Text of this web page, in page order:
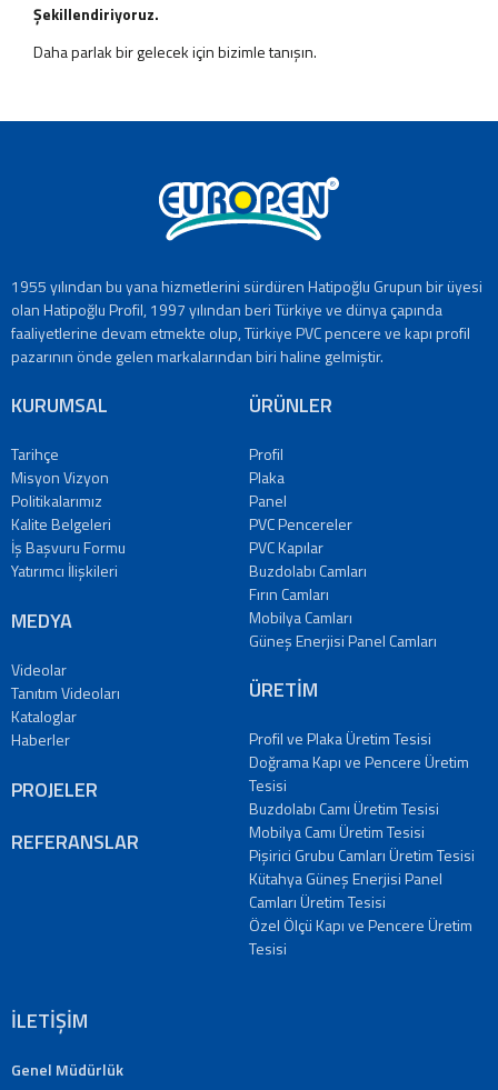
Şekillendiriyoruz.
Daha parlak bir gelecek için bizimle tanışın.
1955 yılından bu yana hizmetlerini sürdüren Hatipoğlu Grupun bir üyesi
olan Hatipoğlu Profil, 1997 yılından beri Türkiye ve dünya çapında
faaliyetlerine devam etmekte olup, Türkiye PVC pencere ve kapı profil
pazarının önde gelen markalarından biri haline gelmiştir.
KURUMSAL
Tarihçe
Misyon Vizyon
Politikalarımız
Kalite Belgeleri
İş Başvuru Formu
Yatırımcı İlişkileri
MEDYA
Videolar
Tanıtım Videoları
Kataloglar
Haberler
PROJELER
REFERANSLAR
ÜRÜNLER
Profil
Plaka
Panel
PVC Pencereler
PVC Kapılar
Buzdolabı Camları
Fırın Camları
Mobilya Camları
Güneş Enerjisi Panel Camları
ÜRETİM
Profil ve Plaka Üretim Tesisi
Doğrama Kapı ve Pencere Üretim
Tesisi
Buzdolabı Camı Üretim Tesisi
Mobilya Camı Üretim Tesisi
Pişirici Grubu Camları Üretim Tesisi
Kütahya Güneş Enerjisi Panel
Camları Üretim Tesisi
Özel Ölçü Kapı ve Pencere Üretim
Tesisi
İLETİŞİM
Genel Müdürlük